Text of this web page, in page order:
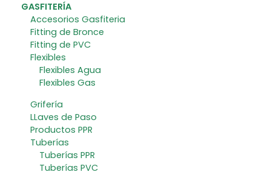
GASFITERÍA
Accesorios Gasfiteria
Fitting de Bronce
Fitting de PVC
Flexibles
Flexibles Agua
Flexibles Gas
Grifería
LLaves de Paso
Productos PPR
Tuberías
Tuberías PPR
Tuberías PVC